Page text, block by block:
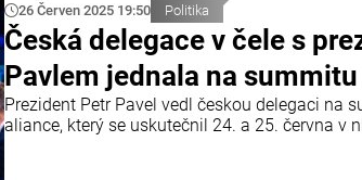
26 Červen 2025 19:50 Politika
Česká delegace v čele s
Pavlem jednala na summitu
Prezident Petr Pavel vedl českou delegaci na
aliance, který se uskutečnil 24. a 25. června v